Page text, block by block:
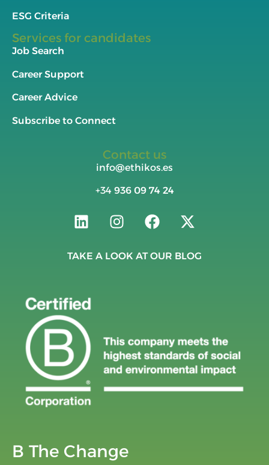
ESG Criteria
Services for candidates
Job Search
Career Support
Career Advice
Subscribe to Connect
Contact us
info@ethikos.es
+34 936 09 74 24
TAKE A LOOK AT OUR BLOG
B The Change